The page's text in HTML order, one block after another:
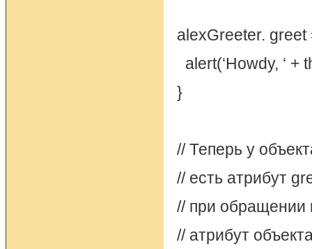
alexGreeter. greet
alert(‘Howdy, ‘ +
}
// Теперь у
// есть атрибут
// при обращении
// атрибут